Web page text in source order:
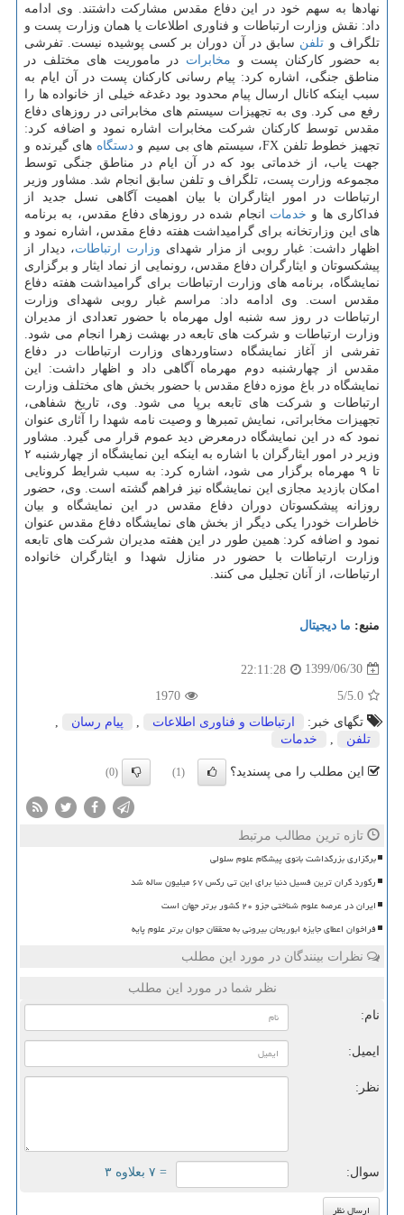
نهادها به سهم خود در این دفاع مقدس مشارکت داشتند. وی ادامه
داد: نقش وزارت ارتباطات و فناوری اطلاعات یا همان وزارت پست و
تلگراف و تلفن سابق در آن دوران بر کسی پوشیده نیست. تفرشی
به حضور کارکنان پست و مخابرات در ماموریت های مختلف در
مناطق جنگی، اشاره کرد: پیام رسانی کارکنان پست در آن ایام به
سبب اینکه کانال ارسال پیام محدود بود دغدغه خیلی از خانواده ها را
رفع می کرد. وی به تجهیزات سیستم های مخابراتی در روزهای دفاع
مقدس توسط کارکنان شرکت مخابرات اشاره نمود و اضافه کرد:
تجهیز خطوط تلفن FX، سیستم های بی سیم و
دستگاه های گیرنده و
جهت یاب، از خدماتی بود که در آن ایام در مناطق جنگی توسط
مجموعه وزارت پست، تلگراف و تلفن سابق انجام شد. مشاور وزیر
ارتباطات در امور ایثارگران با بیان اهمیت آگاهی نسل جدید از
فداکاری ها و خدمات انجام شده در روزهای دفاع مقدس، به برنامه
های این وزارتخانه برای گرامیداشت هفته دفاع مقدس، اشاره نمود و
اظهار داشت: غبار روبی از مزار شهدای وزارت ارتباطات، دیدار از
پیشکسوتان و ایثارگران دفاع مقدس، رونمایی از نماد ایثار و برگزاری
نمایشگاه، برنامه های وزارت ارتباطات برای گرامیداشت هفته دفاع
مقدس است. وی ادامه داد: مراسم غبار روبی شهدای وزارت
ارتباطات در روز سه شنبه اول مهرماه با حضور تعدادی از مدیران
وزارت ارتباطات و شرکت های تابعه در بهشت زهرا انجام می شود.
تفرشی از آغاز نمایشگاه دستاوردهای وزارت ارتباطات در دفاع
مقدس از چهارشنبه دوم مهرماه آگاهی داد و اظهار داشت: این
نمایشگاه در باغ موزه دفاع مقدس با حضور بخش های مختلف وزارت
ارتباطات و شرکت های تابعه برپا می شود. وی، تاریخ شفاهی،
تجهیزات مخابراتی، نمایش تمبرها و وصیت نامه شهدا را آثاری عنوان
نمود که در این نمایشگاه درمعرض دید عموم قرار می گیرد. مشاور
وزیر در امور ایثارگران با اشاره به اینکه این نمایشگاه از چهارشنبه ۲
تا ۹ مهرماه برگزار می شود، اشاره کرد: به سبب شرایط کرونایی
امکان بازدید مجازی این نمایشگاه نیز فراهم گشته است. وی، حضور
روزانه پیشکسوتان دوران دفاع مقدس در این نمایشگاه و بیان
خاطرات خودرا یکی دیگر از بخش های نمایشگاه دفاع مقدس عنوان
نمود و اضافه کرد: همین طور در این هفته مدیران شرکت های تابعه
وزارت ارتباطات با حضور در منازل شهدا و ایثارگران خانواده
ارتباطات، از آنان تجلیل می کنند.
منبع: ما دیجیتال
1399/06/30
22:11:28
5.0
/5
1970
تگهای خبر:
ارتباطات و فناوری اطلاعات پیام رسان
تلفن
خدمات
این مطلب را می پسندید؟ (1)
(0)
تازه ترین مطالب مرتبط
برگزاری بزرگداشت بانوی پیشگام علوم سلولی
رکورد گران ترین فسیل دنیا برای این تی رکس ۶۷ میلیون ساله شد
ایران در عرصه علوم شناختی جزو ۲۰ کشور برتر جهان است
فراخوان اعطای جایزه ابوریحان بیرونی به محققان جوان برتر علوم پایه
نظرات بینندگان در مورد این مطلب
نظر شما در مورد این مطلب
نام:
ایمیل:
نظر:
سوال: = ۷ بعلاوه ۳